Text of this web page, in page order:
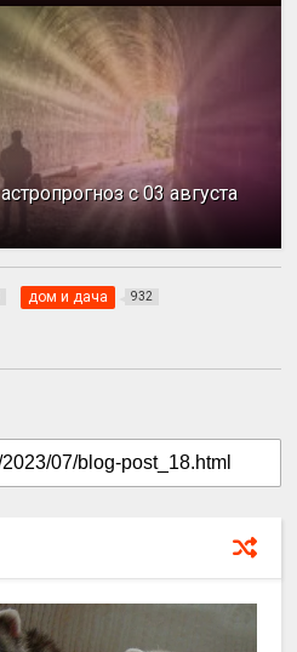
с 03 августа
дом и дача 932